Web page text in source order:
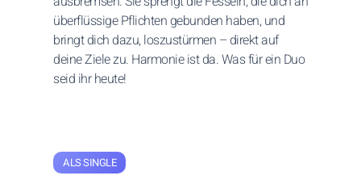
überflüssige Pflichten gebunden haben, und
bringt dich dazu, loszustürmen – direkt auf
deine Ziele zu. Harmonie ist da. Was für ein Duo
seid ihr heute!
ALS SINGLE